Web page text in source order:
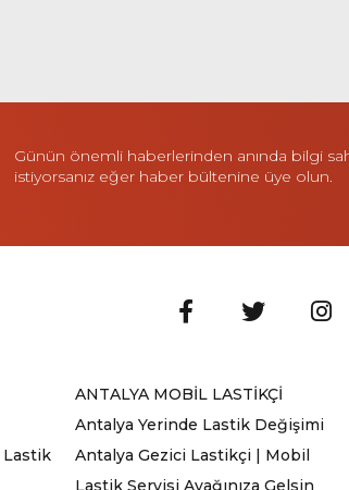
Günün önemli haberlerinden anında bilgi
istiyorsanız eğer haber bültenine üye olun.
ANTALYA MOBİL LASTİKÇİ
Antalya Yerinde Lastik Değişimi
Antalya Gezici Lastikçi | Mobil
Lastik Servisi Ayağınıza Gelsin